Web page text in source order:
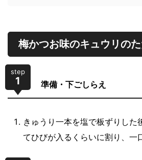
梅かつお味のキュウリの
step
1 準備・下ごしらえ
きゅうり一本を塩で板ずりした
てひびが入るくらいに割り、一